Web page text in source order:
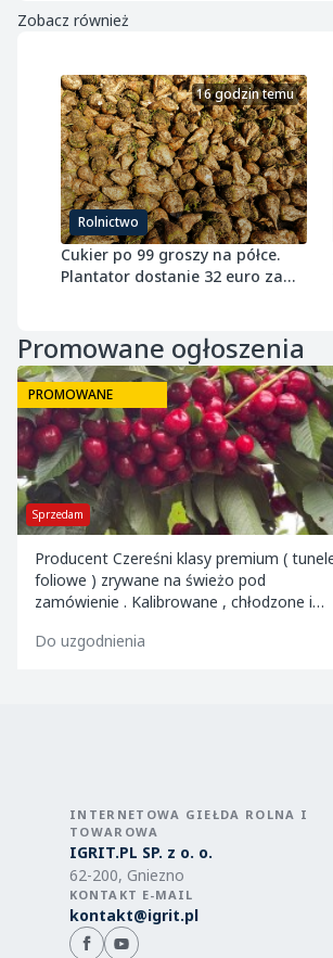
Zobacz również
Rolnictwo
16 godzin temu
Cukier po 99 groszy na półce.
Plantator dostanie 32 euro za
Promowane ogłoszenia
Sprzedam
PROMOWANE
Producent Czereśni klasy premium (
foliowe ) zrywane na świeżo pod
zamówienie . Kalibrowane , chłodzone i
Do uzgodnienia
INTERNETOWA GIEŁDA ROLNA I
TOWAROWA
IGRIT.PL SP. z o. o.
62-200, Gniezno
KONTAKT E-MAIL
kontakt@igrit.pl